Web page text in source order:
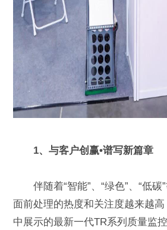
1、与客户创赢•谱写新篇章
伴随着“智能”、“绿色”、“低
面前处理的热度和关注度越来越
中展示的最新一代TR系列质量监